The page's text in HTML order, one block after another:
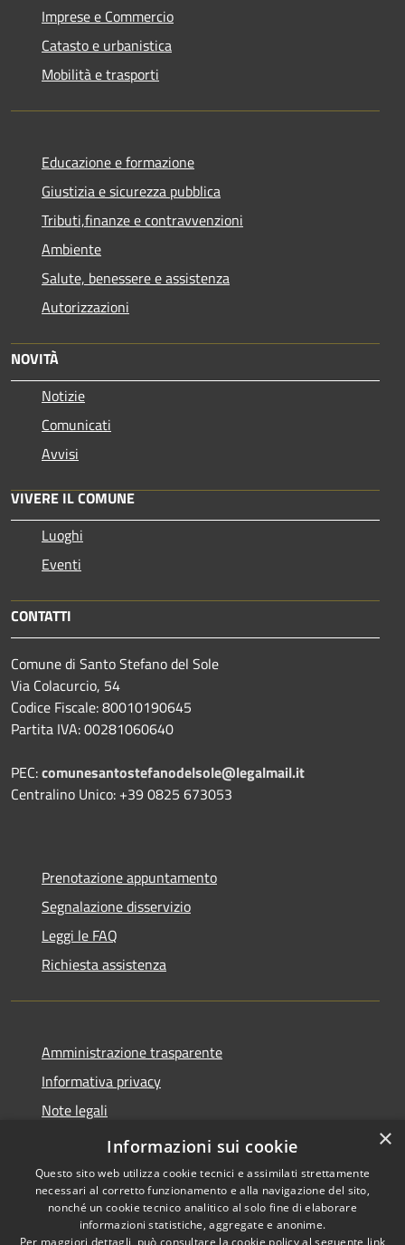
Imprese e Commercio
Catasto e urbanistica
Mobilità e trasporti
Educazione e formazione
Giustizia e sicurezza pubblica
Tributi,finanze e contravvenzioni
Ambiente
Salute, benessere e assistenza
Autorizzazioni
NOVITÀ
Notizie
Comunicati
Avvisi
VIVERE IL COMUNE
Luoghi
Eventi
CONTATTI
Comune di Santo Stefano del Sole
Via Colacurcio, 54
Codice Fiscale: 80010190645
Partita IVA: 00281060640
PEC:comunesantostefanodelsole@legalmail.it
Centralino Unico: +39 0825 673053
Prenotazione appuntamento
Segnalazione disservizio
Leggi le FAQ
Richiesta assistenza
Amministrazione trasparente
Informativa privacy
Note legali
Dichiarazione di accessibilità
Copyright © 2026 • Comune di
×
Informazioni sui cookie
Questo sito web utilizza cookie tecnici e assimilati strettamente
necessari al corretto funzionamento e alla navigazione del sito,
nonché un cookie tecnico analitico al solo fine di elaborare
informazioni statistiche, aggregate e anonime.
Per maggiori dettagli, può consultare la cookie policy al seguente link